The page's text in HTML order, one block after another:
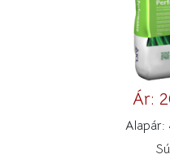
Ár:
Alapár: